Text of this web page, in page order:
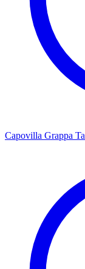
Capovilla Grappa